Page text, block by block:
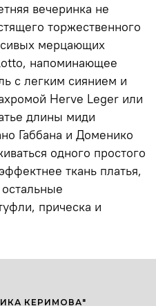
вечеринка не
торжественного
мерцающих
напоминающее
с легким сиянием и
Herve Leger или
длины миди
Габбана и Доменико
одного простого
ткань платья,
прическа и
КЕРИМОВА"